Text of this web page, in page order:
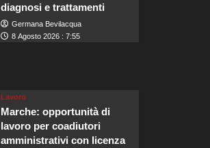
diagnosi e trattamenti
Germana Bevilacqua
8 Agosto 2026 : 7:55
Lavoro
Marche: opportunità di
lavoro per coadiutori
amministrativi con licenza